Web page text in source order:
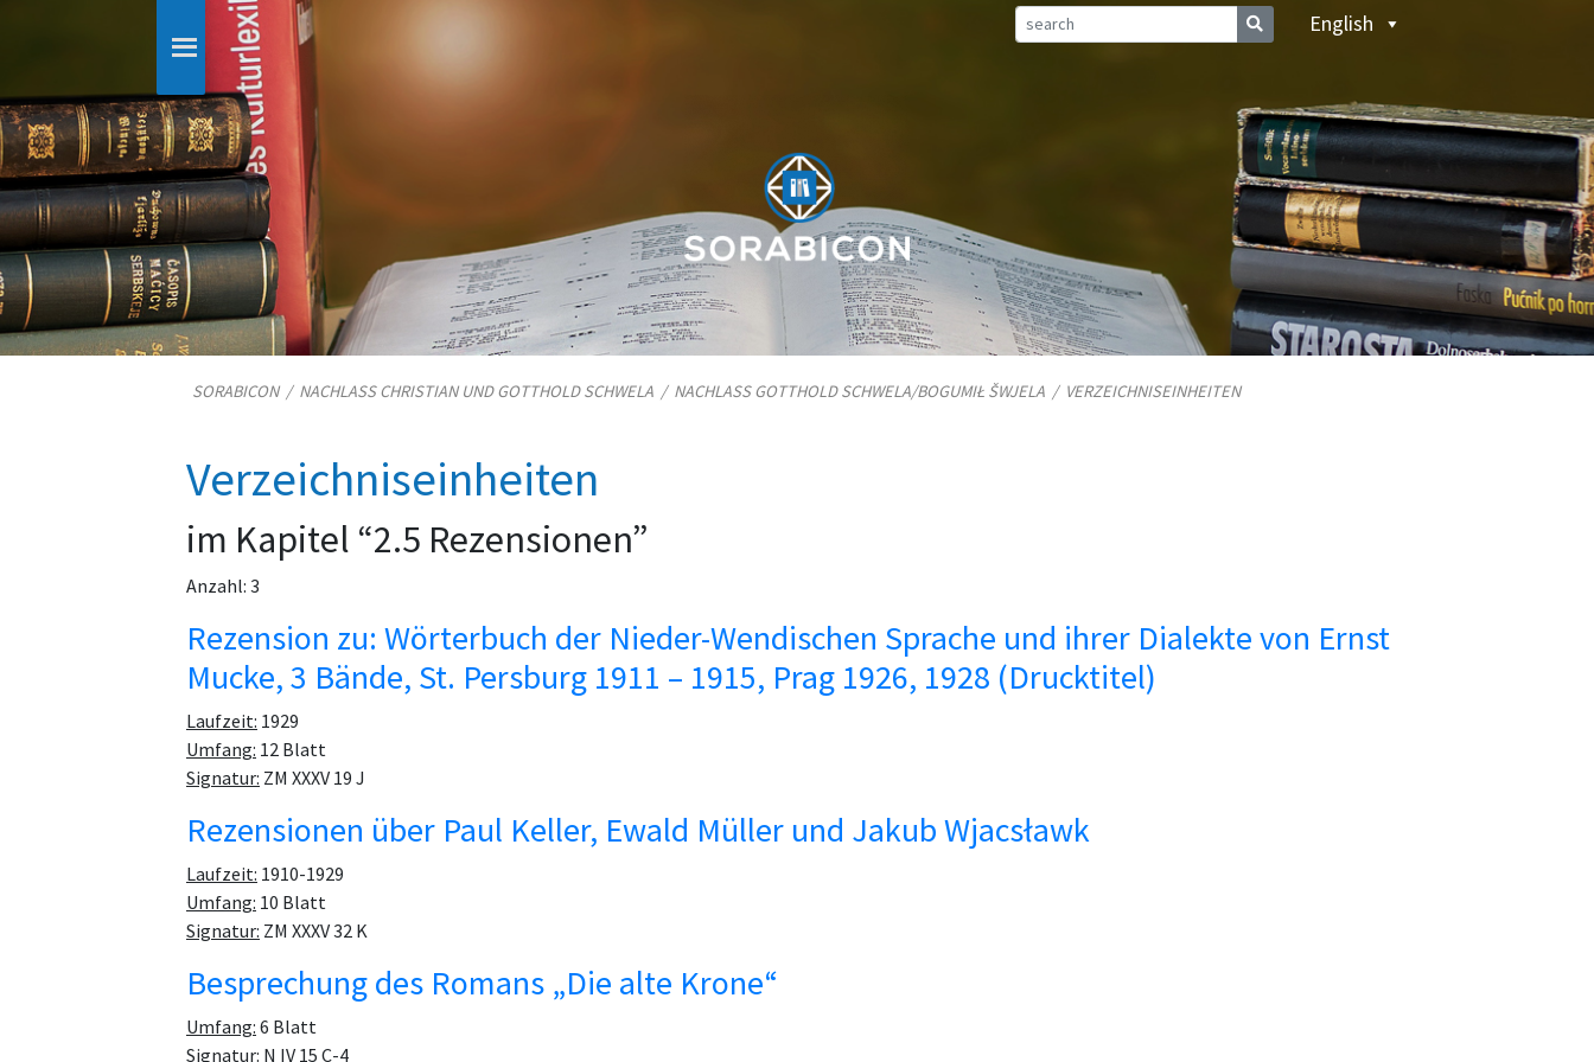
English
SORABICON/ NACHLASS CHRISTIAN UND GOTTHOLD SCHWELA / NACHLASS GOTTHOLD SCHWELA/​BOGUMIŁ ŠWJELA / VERZEICHNISEINHEITEN
Verzeichniseinheiten
im Kapitel “2.5 Rezensionen”
Anzahl: 3
Rezension zu: Wörterbuch der Nieder-Wendischen Sprache und ihrer Dialekte von Ernst
Mucke, 3 Bände, St. Persburg 1911 – 1915, Prag 1926, 1928 (Drucktitel)
Laufzeit: 1929
Umfang: 12 Blatt
Signatur: ZM XXXV 19 J
Rezensionen über Paul Keller, Ewald Müller und Jakub Wjacsławk
Laufzeit: 1910-1929
Umfang: 10 Blatt
Signatur: ZM XXXV 32 K
Besprechung des Romans „Die alte Krone“
Umfang: 6 Blatt
Signatur: N IV 15 C-4